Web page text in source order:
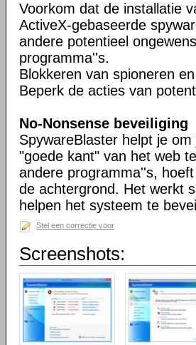
Voorkom dat de installatie
ActiveX-gebaseerde
andere potentieel
programma''s.
Blokkeren van spioneren
Beperk de acties van
No-Nonsense beveiliging
SpywareBlaster helpt je
"goede kant" van het web
andere programma''s,
de achtergrond. Het werkt
helpen het systeem te
Stel een correctie voor
Screenshots: